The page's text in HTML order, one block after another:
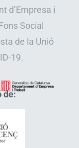
d’Empresa i
Social
de la Unió
19.
de: